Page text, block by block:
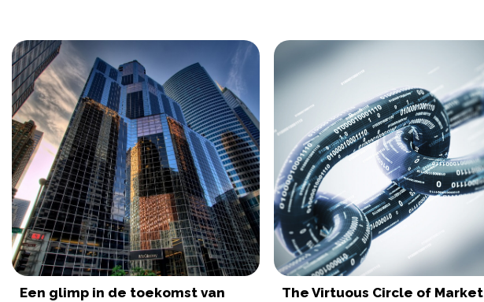
Een glimp in de toekomst van
The Virtuous Circle of Market